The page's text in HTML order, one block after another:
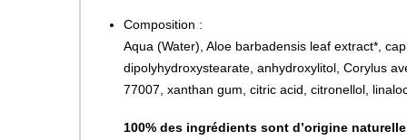
Composition :
Aqua (Water), Aloe barbadensis leaf extract*,
dipolyhydroxystearate, anhydroxylitol, Corylus
77007, xanthan gum, citric acid, citronellol,
100% des ingrédients sont d’origine